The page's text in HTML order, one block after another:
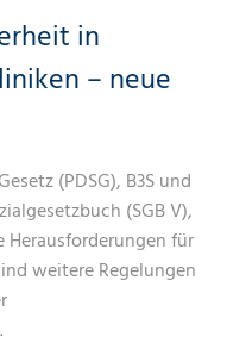
in
– neue
(PDSG), B3S und
(SGB V),
Herausforderungen für
weitere Regelungen